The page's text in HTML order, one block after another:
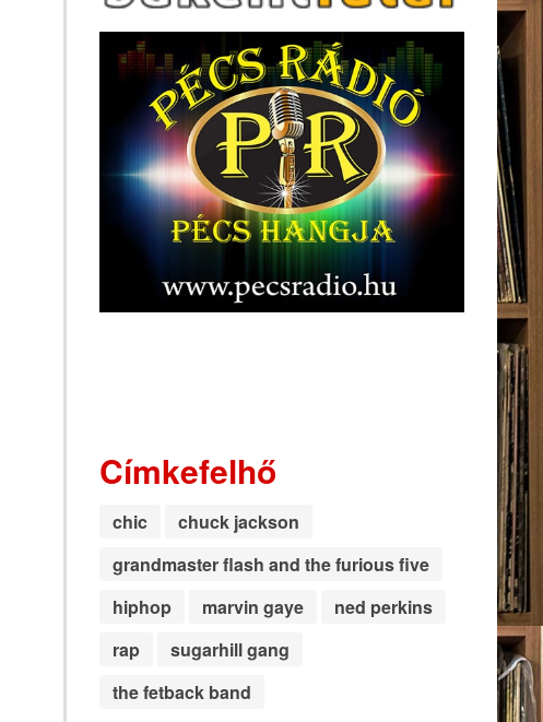
Címkefelhő
chic
chuck jackson
grandmaster flash and the furious five
hiphop
marvin gaye
ned perkins
rap
sugarhill gang
the fetback band